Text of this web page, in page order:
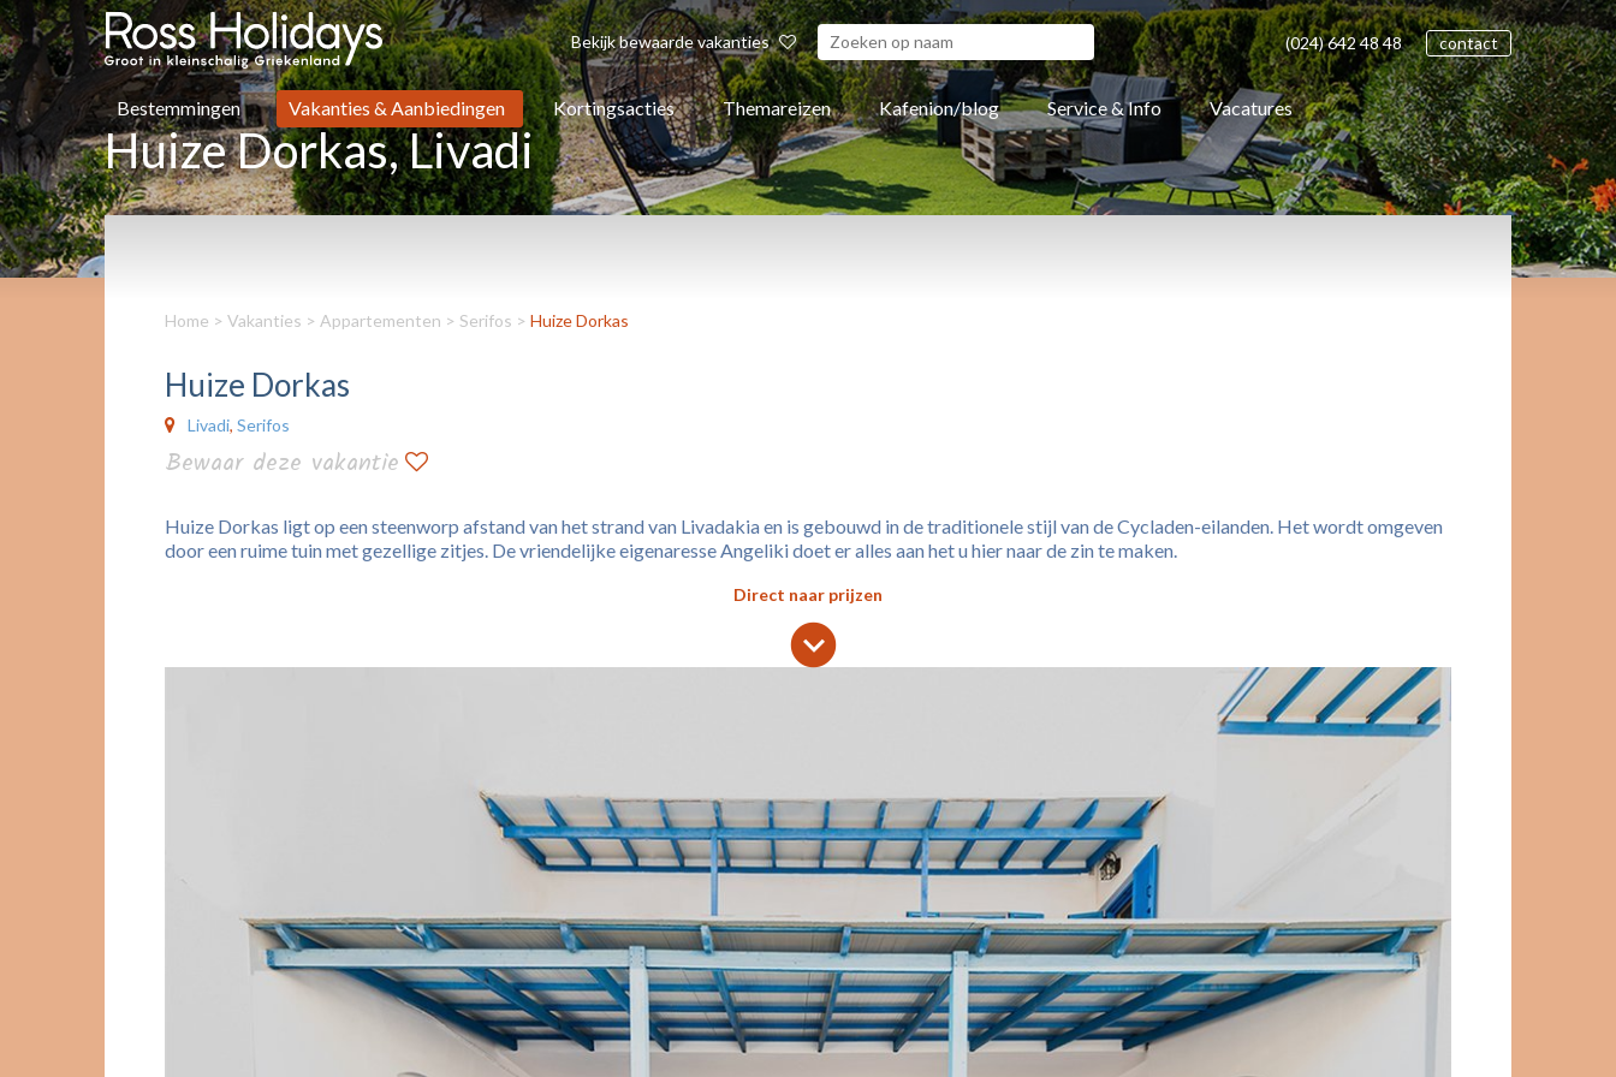
Bekijk bewaarde vakanties (024)642 4848 contact
Bestemmingen Vakanties & Aanbiedingen Kortingsacties Themareizen Kafenion/blog Service & Info Vacatures
Huize Dorkas, Livadi
Home > Vakanties > Appartementen > Serifos > Huize Dorkas
Huize Dorkas
Livadi, Serifos
Bewaar deze vakantie
Huize Dorkas ligt op een steenworp afstand van het strand van Livadakia en is gebouwd in de traditionele stijl van de Cycladen-eilanden. Het wordt omgeven
door een ruime tuin met gezellige zitjes. De vriendelijke eigenaresse Angeliki doet er alles aan het u hier naar de zin te maken.
Direct naar prijzen
lens
keyboard_arrow_down